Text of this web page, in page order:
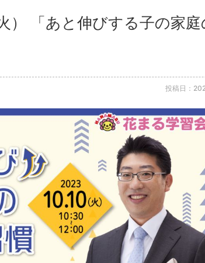
） 「あと伸びする子の家
投稿日：